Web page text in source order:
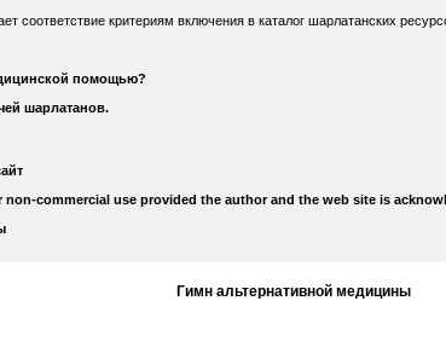
соответствие критериям включения в каталог шарлатанских
помощью?
шарлатанов.
commercial use provided the author and the web site is
Гимн альтернативной медицины